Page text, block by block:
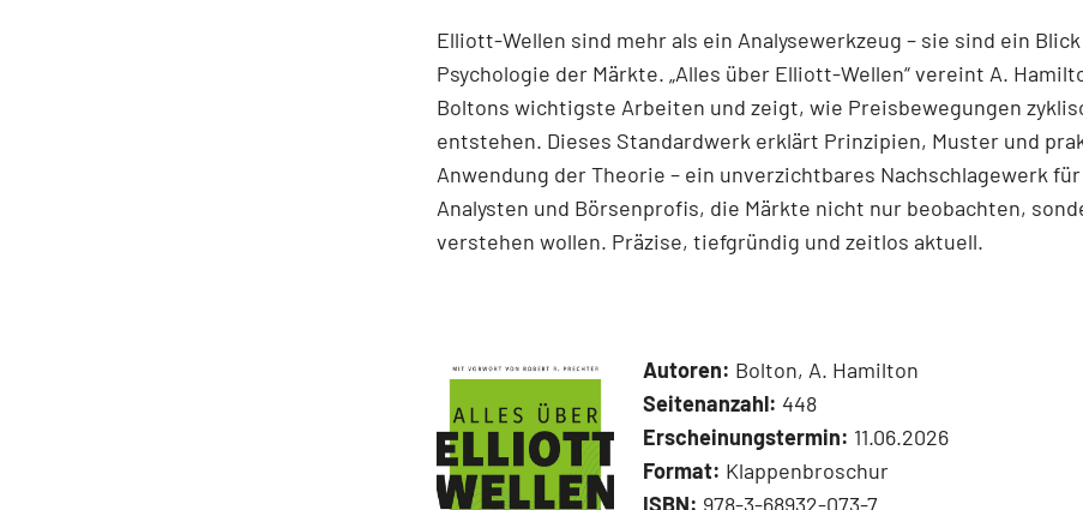
Elliott-Wellen sind mehr als ein Analysewerkzeug – sie sind ein
Psychologie der Märkte. „Alles über Elliott-Wellen“ vereint A.
Boltons wichtigste Arbeiten und zeigt, wie Preisbewegungen
entstehen. Dieses Standardwerk erklärt Prinzipien, Muster und
Anwendung der Theorie – ein unverzichtbares Nachschlagewerk für
Analysten und Börsenprofis, die Märkte nicht nur beobachten,
verstehen wollen. Präzise, tiefgründig und zeitlos aktuell.
Autoren: Bolton, A. Hamilton
Seitenanzahl: 448
Erscheinungstermin: 11.06.2026
Format: Klappenbroschur
ISBN: 978-3-68932-073-7